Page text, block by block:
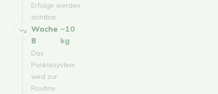
Erfolge werden
sichtbar.
Woche
8
−10
kg
Das
Punktesystem
wird zur
Routine.